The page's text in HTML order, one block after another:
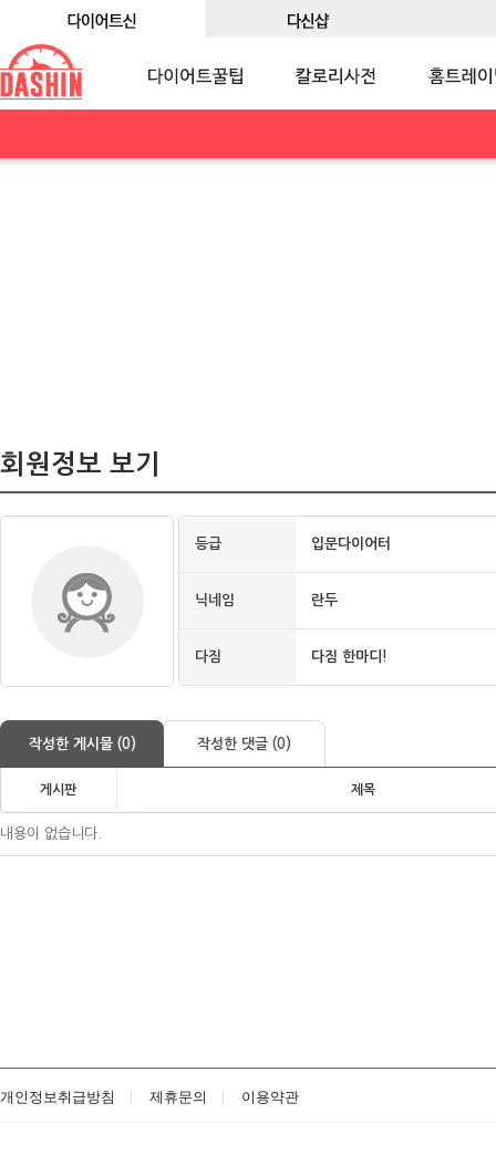
회원정보 보기
등급 입문다이어터
닉네임 란두
다짐 다짐 한마디!
작성한 게시물 (0) 작성한 댓글 (0)
게시판 제목
내용이 없습니다.
개인정보취급방침 제휴문의 이용약관